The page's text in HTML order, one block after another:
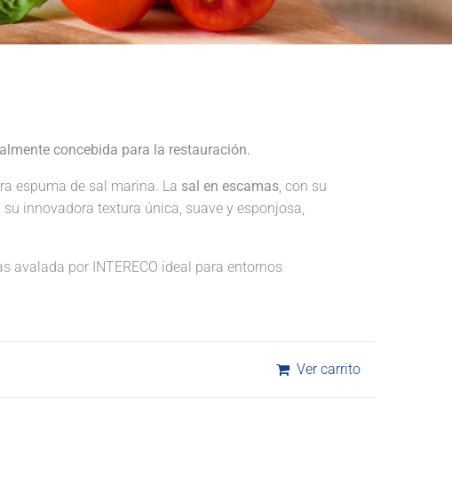
concebida para la restauración.
espuma de sal marina. La sal en escamas, con su
su innovadora textura única, suave y esponjosa,
avalada por INTERECO ideal para entornos
Ver carrito